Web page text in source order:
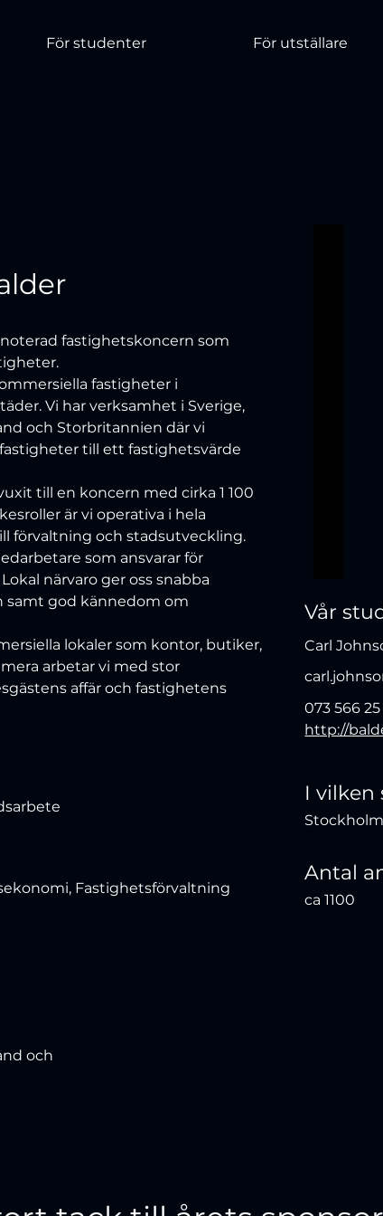
För studenter För utställare
fastighetskoncern som
fastigheter i
Vi har verksamhet i Sverige,
och Storbritannien där vi
till ett fastighetsvärde
till en koncern med cirka 1 100
är vi operativa i hela
förvaltning och stadsutveckling.
som ansvarar för
närvaro ger oss snabba
samt god kännedom om
lokaler som kontor, butiker,
arbetar vi med stor
affär och fastighetens
Fastighetsförvaltning
och
Vår
Carl
073 566
http://
I
Stockholm
Antal
ca 1100